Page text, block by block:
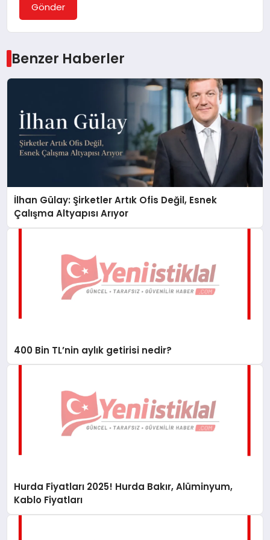
Gönder
Benzer Haberler
İlhan Gülay: Şirketler Artık Ofis Değil, Esnek
Çalışma Altyapısı Arıyor
400 Bin TL’nin aylık getirisi nedir?
Hurda Fiyatları 2025! Hurda Bakır, Alüminyum,
Kablo Fiyatları